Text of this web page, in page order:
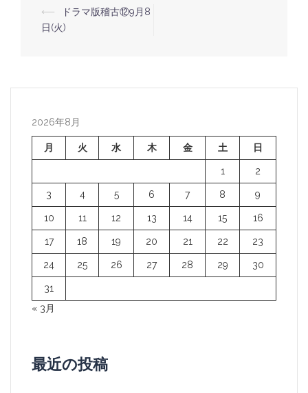
投
ビ
ー
シ
ョ
ン
⟵
ドラマ版稽古⑫9月8
日(火)
2026年8月
月 火 水 木 金 土 日
1 2
3 4 5 6 7 8 9
10 11 12 13 14 15 16
17 18 19 20 21 22 23
24 25 26 27 28 29 30
31
« 3月
最近の投稿